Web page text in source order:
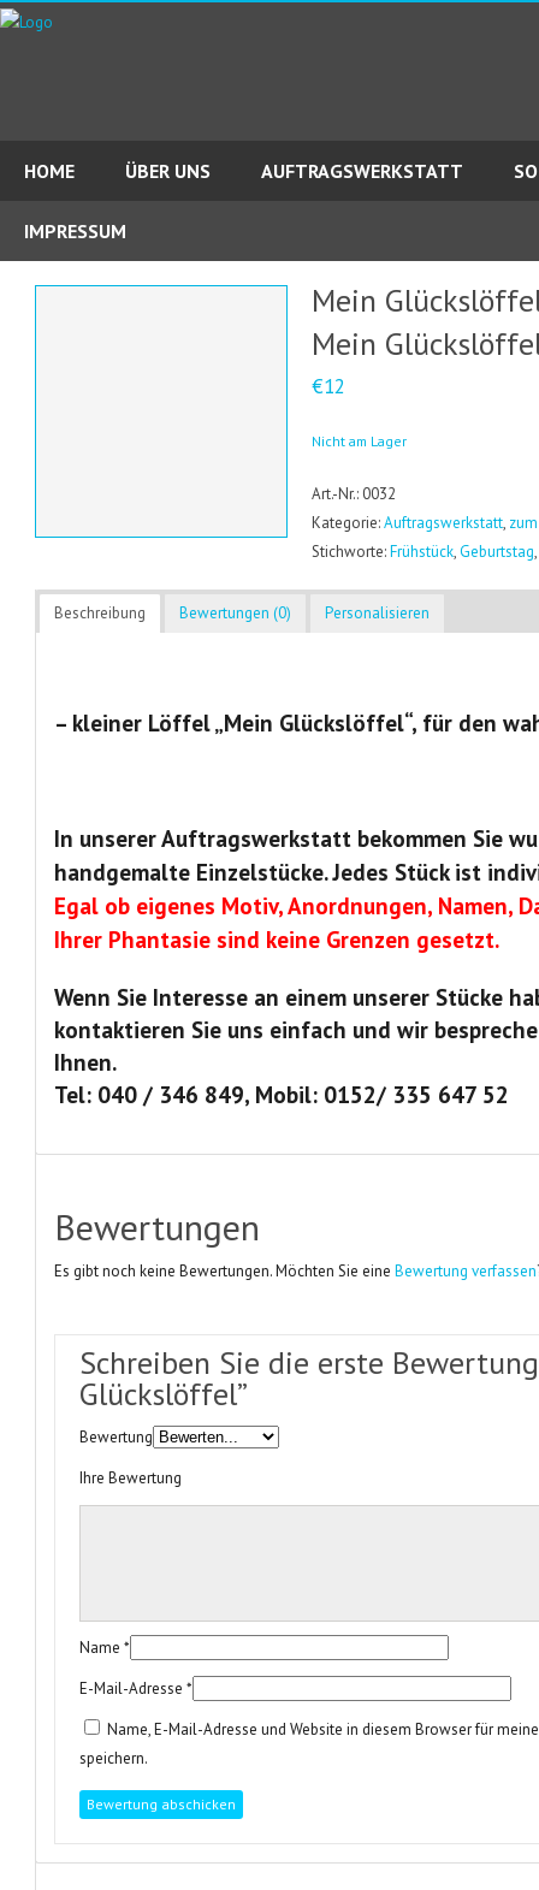
HOME ÜBER UNS AUFTRAGSWERKSTATT
IMPRESSUM
Mein
Mein
€12
Nicht am Lager
Art.-Nr.: 0032
Kategorie:Auftragswerkstatt,
Stichworte:Frühstück,Geburtstag
Beschreibung Bewertungen (0) Personalisieren
– kleiner Löffel „Mein Glückslöffel“, für den
In unserer Auftragswerkstatt bekommen Sie
handgemalte Einzelstücke. Jedes Stück ist
Egal ob eigenes Motiv, Anordnungen, Namen,
Ihrer Phantasie sind keine Grenzen gesetzt.
Wenn Sie Interesse an einem unserer Stücke
kontaktieren Sie uns einfach und wir
Ihnen.
Tel: 040 / 346 849, Mobil: 0152/ 335 647 52
Bewertungen
Es gibt noch keine Bewertungen. Möchten Sie eineBewertung verfassen
Schreiben Sie die erste
Glückslöffel”
Bewertung
Ihre Bewertung
Name *
E-Mail-Adresse *
Name, E-Mail-Adresse und Website in diesem Browser für
speichern.